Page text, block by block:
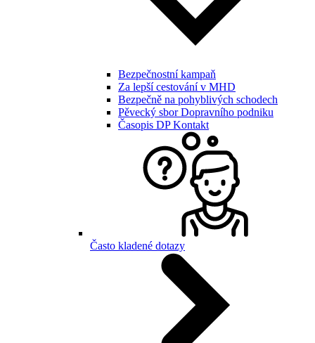
Bezpečnostní kampaň
Za lepší cestování v MHD
Bezpečně na pohyblivých schodech
Pěvecký sbor Dopravního podniku
Časopis DP Kontakt
Často kladené dotazy